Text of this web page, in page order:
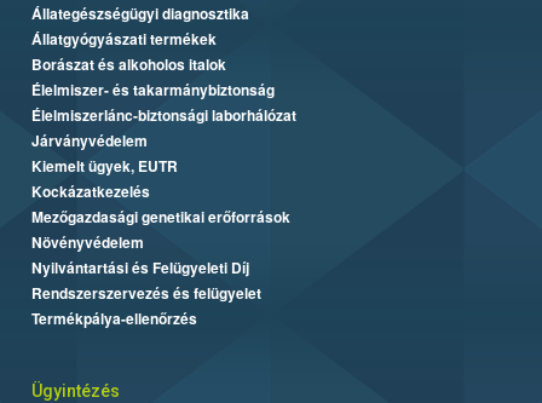
Állategészségügyi diagnosztika
Állatgyógyászati termékek
Borászat és alkoholos italok
Élelmiszer- és takarmánybiztonság
Élelmiszerlánc-biztonsági laborhálózat
Járványvédelem
Kiemelt ügyek, EUTR
Kockázatkezelés
Mezőgazdasági genetikai erőforrások
Növényvédelem
Nyilvántartási és Felügyeleti Díj
Rendszerszervezés és felügyelet
Termékpálya-ellenőrzés
Ügyintézés